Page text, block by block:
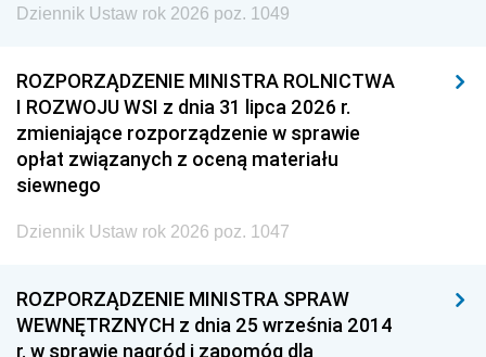
Dziennik Ustaw rok 2026 poz. 1049
ROZPORZĄDZENIE MINISTRA ROLNICTWA
I ROZWOJU WSI z dnia 31 lipca 2026 r.
zmieniające rozporządzenie w sprawie
opłat związanych z oceną materiału
siewnego
Dziennik Ustaw rok 2026 poz. 1047
ROZPORZĄDZENIE MINISTRA SPRAW
WEWNĘTRZNYCH z dnia 25 września 2014
r. w sprawie nagród i zapomóg dla